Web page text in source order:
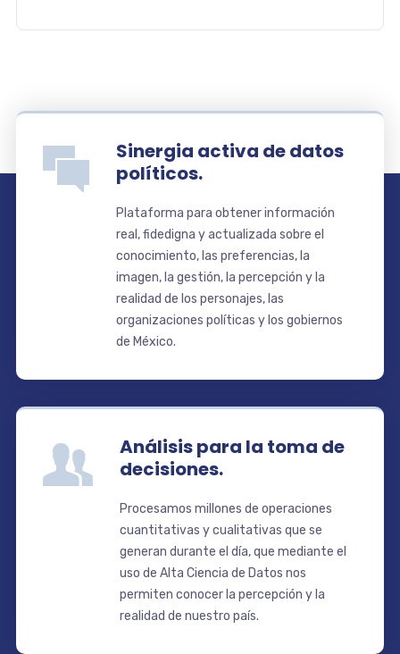
Sinergia activa de datos
políticos.
Plataforma para obtener información
real, fidedigna y actualizada sobre el
conocimiento, las preferencias, la
imagen, la gestión, la percepción y la
realidad de los personajes, las
organizaciones políticas y los gobiernos
de México.
Análisis para la toma de
decisiones.
Procesamos millones de operaciones
cuantitativas y cualitativas que se
generan durante el día, que mediante el
uso de Alta Ciencia de Datos nos
permiten conocer la percepción y la
realidad de nuestro país.